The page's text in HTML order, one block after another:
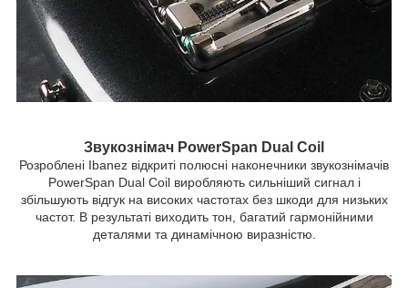
Звукознімач PowerSpan Dual Coil
Розроблені Ibanez відкриті полюсні наконечники звукознімачів
PowerSpan Dual Coil виробляють сильніший сигнал і
збільшують відгук на високих частотах без шкоди для низьких
частот. В результаті виходить тон, багатий гармонійними
деталями та динамічною виразністю.